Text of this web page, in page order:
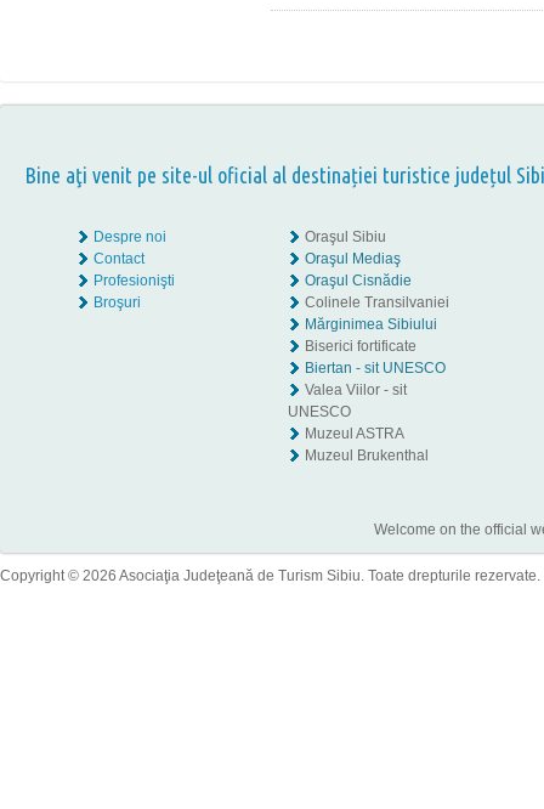
Bine aţi venit pe site-ul oficial al destinației turistice județul
Despre noi
Contact
Profesionişti
Broşuri
Oraşul Sibiu
Oraşul Mediaş
Oraşul Cisnădie
Colinele Transilvaniei
Mărginimea Sibiului
Biserici fortificate
Biertan - sit UNESCO
Valea Viilor - sit
UNESCO
Muzeul ASTRA
Muzeul Brukenthal
Welcome on the official
Copyright © 2026 Asociaţia Judeţeană de Turism Sibiu. Toate drepturile rezervate.